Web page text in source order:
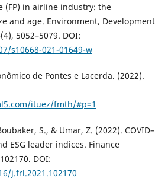
(FP) in airline industry: the
and age. Environment, Development
5052–5079. DOI:
s10668-021-01649-w
de Pontes e Lacerda. (2022).
ituez/fmth/#p=1
S., & Umar, Z. (2022). COVID–
ESG leader indices. Finance
DOI:
j.frl.2021.102170